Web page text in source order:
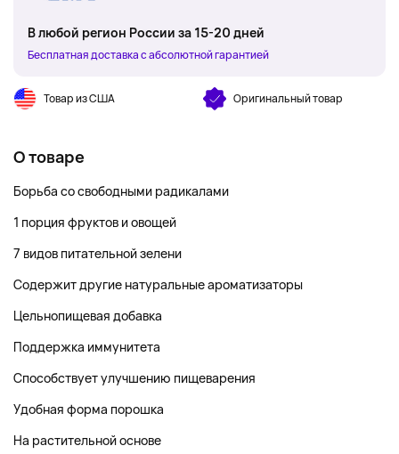
В любой регион России за 15-20 дней
Бесплатная доставка с абсолютной гарантией
Товар из США Оригинальный товар
О товаре
Борьба со свободными радикалами
1 порция фруктов и овощей
7 видов питательной зелени
Содержит другие натуральные ароматизаторы
Цельнопищевая добавка
Поддержка иммунитета
Способствует улучшению пищеварения
Удобная форма порошка
На растительной основе